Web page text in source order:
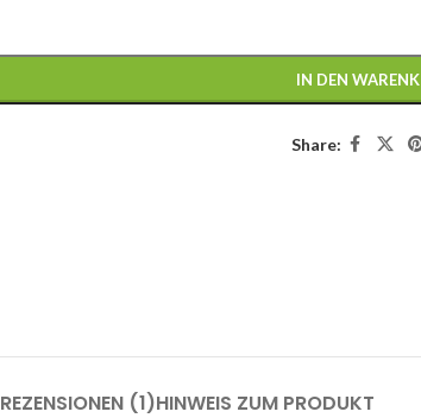
IN DEN
Share:
REZENSIONEN (1)HINWEIS ZUM PRODUKT